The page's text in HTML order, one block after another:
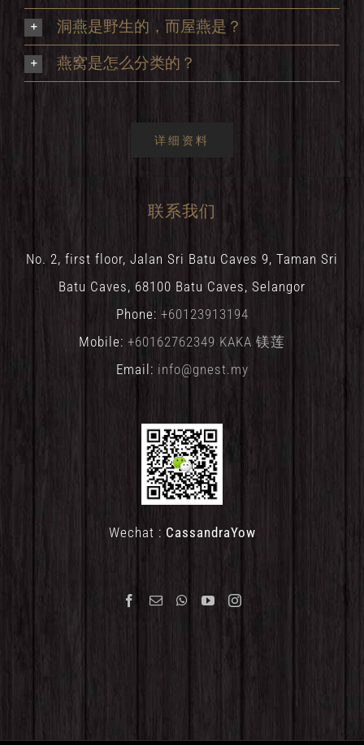
洞燕是野生的，而屋燕是？
燕窝是怎么分类的？
详细资料
联系我们
No. 2, first floor, Jalan Sri Batu Caves 9, Taman Sri
Batu Caves, 68100 Batu Caves, Selangor
Phone: +60123913194
Mobile: +60162762349 KAKA 镁莲
Email: info@gnest.my
Wechat : CassandraYow